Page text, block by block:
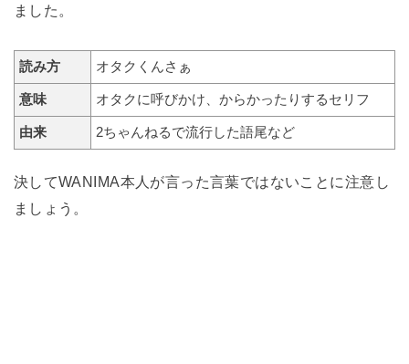
ました。
読み方 オタクくんさぁ
意味 オタクに呼びかけ、からかったりするセリフ
由来 2ちゃんねるで流行した語尾など
決してWANIMA本人が言った言葉ではないことに注意し
ましょう。